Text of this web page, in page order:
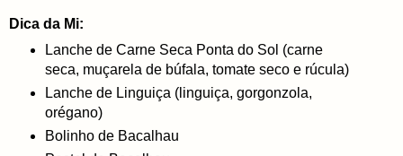
Dica da Mi:
Lanche de Carne Seca Ponta do Sol (carne
seca, muçarela de búfala, tomate seco e rúcula)
Lanche de Linguiça (linguiça, gorgonzola,
orégano)
Bolinho de Bacalhau